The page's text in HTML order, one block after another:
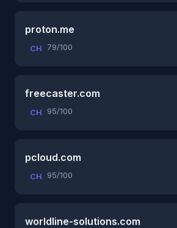
proton.me
CH 79/100
freecaster.com
CH 95/100
pcloud.com
CH 95/100
worldline-solutions.com